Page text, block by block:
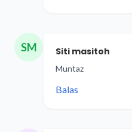
SM Siti masitoh
Muntaz
Balas